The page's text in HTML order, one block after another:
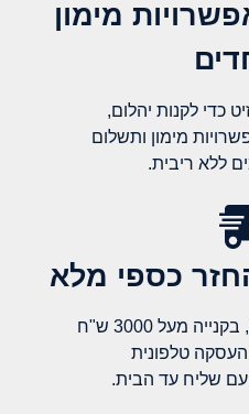
מימון
כדי לקנות יהלום,
מימון ותשלום
כספי מלא​
מעל 3000 ש"ח
טלפונית
שליח עד הבית.